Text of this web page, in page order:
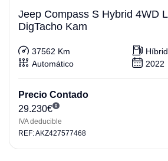
Jeep Compass S Hybrid 4WD
DigTacho Kam
37562 Km
Automático
2022
Precio Contado
29.230€
IVA deducible
REF: AKZ427577468